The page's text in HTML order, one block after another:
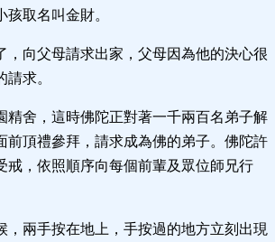
取名叫金財。
，向父母請求出家，父母因為他的決心很
求。
精舍，這時佛陀正對著一千兩百名弟子解
前頂禮參拜，請求成為佛的弟子。佛陀許
戒，依照順序向每個前輩及眾位師兄行
，兩手按在地上，手按過的地方立刻出現